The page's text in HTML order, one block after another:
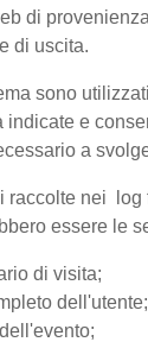
di
di uscita.
sono
indicate e
a
raccolte nei log
essere le
di visita;
dell'utente;